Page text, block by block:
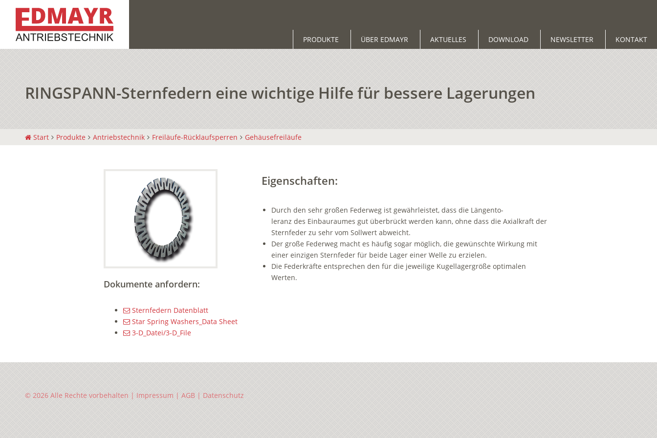
PRODUKTE ÜBER EDMAYR AKTUELLES DOWNLOAD NEWSLETTER KONTAKT
RINGSPANN-Sternfedern eine wichtige Hilfe für bessere Lagerungen
Start Produkte Antriebstechnik Freiläufe-Rücklaufsperren Gehäusefreiläufe
Dokumente anfordern:
Sternfedern Datenblatt
Star Spring Washers_Data Sheet
3-D_Datei/3-D_File
Eigenschaften:
Durch den sehr großen Federweg ist gewährleistet, dass die Längento-
l­er­anz des Einbauraumes gut über­brückt werden kann, ohne dass die Axialkraft der
Sternfeder zu sehr vom Sollwert abweicht.
Der große Federweg macht es häu­fig sogar möglich, die gewünschte Wir­kung mit
einer einzigen Stern­fe­der für beide Lager einer Welle zu erzielen.
Die Federkräfte entsprechen den für die jeweilige Ku­gel­la­ger­grö­ße op­ti­ma­len
Werten.
© 2026 Alle Rechte vorbehalten | Impressum | AGB| Datenschutz